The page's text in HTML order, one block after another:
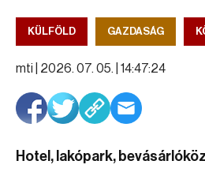
KÜLFÖLD GAZDASÁG
mti | 2026. 07. 05. | 14:47:24
Hotel, lakópark,